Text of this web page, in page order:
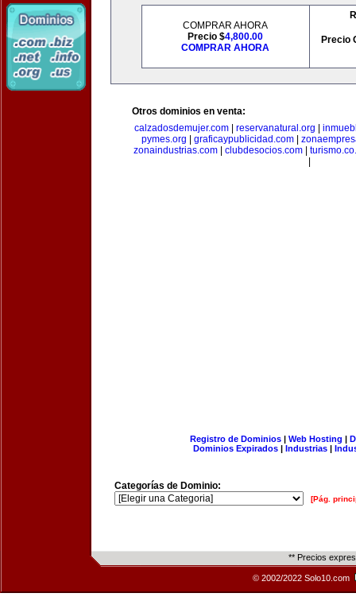
COMPRAR AHORA
Precio $4,800.00
COMPRAR AHORA
Precio
Otros dominios en venta:
calzadosdemujer.com
reservanatural.org
pymes.org
graficaypublicidad.com
zonaindustrias.com| clubdesocios.com|
Registro de Dominios| Web Hosting |
Dominios Expirados | Industrias |
Categorías de Dominio:
[Pág.
** Precios
© 2002/2022 Solo10.com